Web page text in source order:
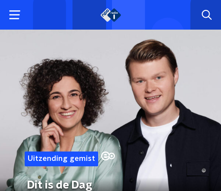
Uitzending gemist
Dit is de Dag